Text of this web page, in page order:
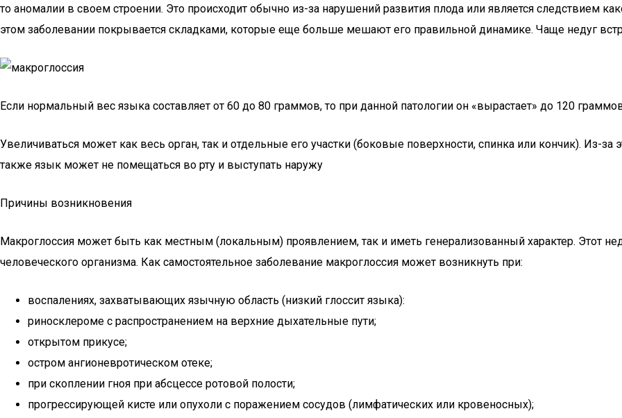
то аномалии в своем строении. Это происходит обычно из-за нарушений развития плода или является следствием
этом заболевании покрывается складками, которые еще больше мешают его правильной динамике. Чаще недуг
Если нормальный вес языка составляет от 60 до 80 граммов, то при данной патологии он «вырастает» до 120
Увеличиваться может как весь орган, так и отдельные его участки (боковые поверхности, спинка или кончик). Из-
также язык может не помещаться во рту и выступать наружу
Причины возникновения
Макроглоссия может быть как местным (локальным) проявлением, так и иметь генерализованный характер. Этот
человеческого организма. Как самостоятельное заболевание макроглоссия может возникнуть при:
воспалениях, захватывающих язычную область (низкий глоссит языка):
риносклероме с распространением на верхние дыхательные пути;
открытом прикусе;
остром ангионевротическом отеке;
при скоплении гноя при абсцессе ротовой полости;
прогрессирующей кисте или опухоли с поражением сосудов (лимфатических или кровеносных);